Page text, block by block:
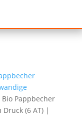
Pappbecher
(6 AT) |